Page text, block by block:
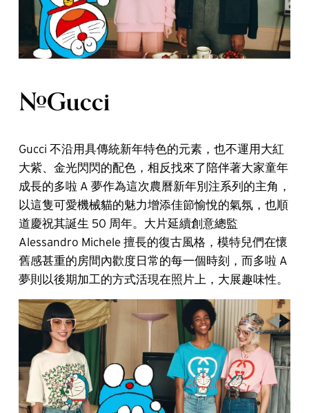
#Gucci
Gucci 不沿用具傳統新年特色的元素，也不運用大紅
大紫、金光閃閃的配色，相反找來了陪伴著大家童年
成長的多啦 A 夢作為這次農曆新年別注系列的主角，
以這隻可愛機械貓的魅力增添佳節愉悅的氣氛，也順
道慶祝其誕生 50 周年。大片延續創意總監
Alessandro Michele 擅長的復古風格，模特兒們在懷
舊感甚重的房間內歡度日常的每一個時刻，而多啦 A
夢則以後期加工的方式活現在照片上，大展趣味性。